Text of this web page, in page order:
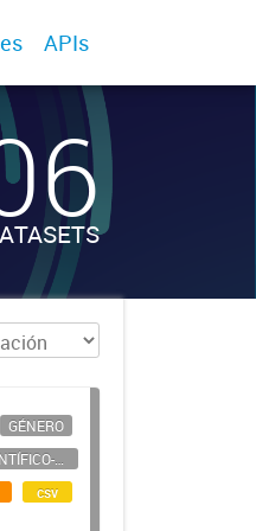
APIs
GÉNERO
PERSONAL CIENTÍFICO-TECNOLÓGICO
csv